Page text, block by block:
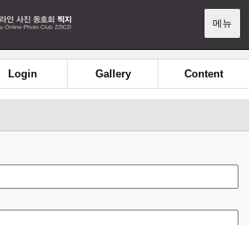
메뉴
Login Gallery Content